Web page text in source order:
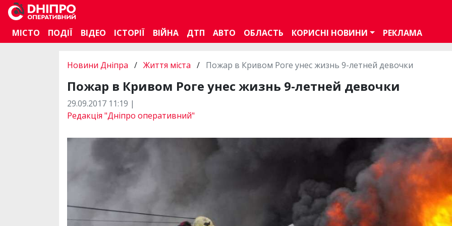
МІСТО ПОДІЇ ВІДЕО ІСТОРІЇ ВІЙНА ДТП АВТО ОБЛАСТЬ КОРИСНІ НОВИНИ РЕКЛАМА
Новини Дніпра / Життя міста / Пожар в Кривом Роге унес жизнь 9-летней девочки
Пожар в Кривом Роге унес жизнь 9-летней девочки
29.09.2017 11:19 |
Редакція "Дніпро оперативний"